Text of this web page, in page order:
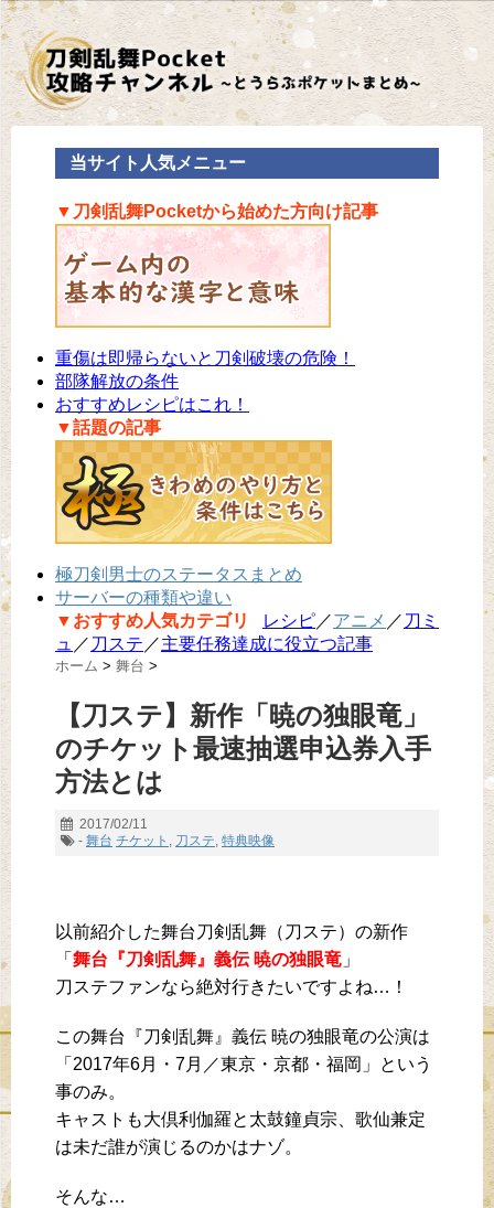
当サイト人気メニュー
▼刀剣乱舞Pocketから始めた方向け記事
重傷は即帰らないと刀剣破壊の危険！
部隊解放の条件
おすすめレシピはこれ！
▼話題の記事
極刀剣男士のステータスまとめ
サーバーの種類や違い
▼おすすめ人気カテゴリ
レシピ／アニメ ／ 刀ミ
ュ ／ 刀ステ ／主要任務達成に役立つ記事
ホーム > 舞台 >
【刀ステ】新作「暁の独眼竜」
のチケット最速抽選申込券入手
方法とは
2017/02/11
- 舞台 チケット , 刀ステ, 特典映像
以前紹介した舞台刀剣乱舞（刀ステ）の新作
「 舞台『刀剣乱舞』義伝 暁の独眼竜 」
刀ステファンなら絶対行きたいですよね…！
この舞台『刀剣乱舞』義伝 暁の独眼竜の公演は
「2017年6月・7月／東京・京都・福岡」という
事のみ。
キャストも大倶利伽羅と太鼓鐘貞宗、歌仙兼定
は未だ誰が演じるのかはナゾ。
そんな…